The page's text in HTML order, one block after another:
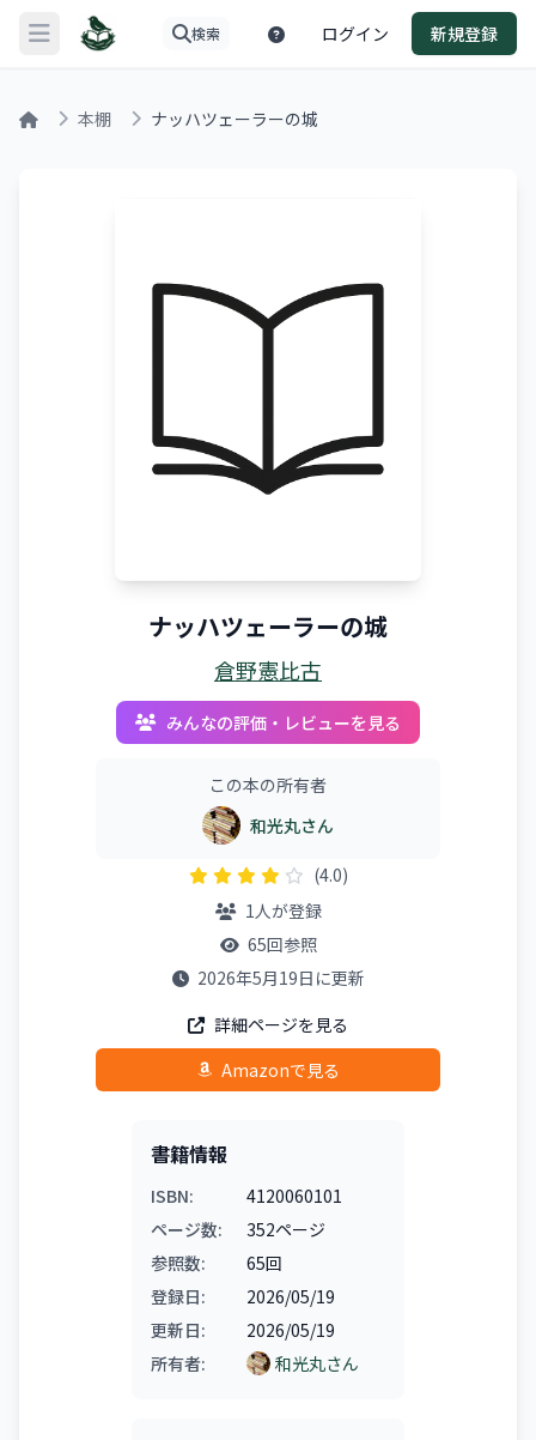
メニューを開く 検索 ログイン 新規登録
本棚 ナッハツェーラーの城
ナッハツェーラーの城
倉野憲比古
みんなの評価・レビューを見る
この本の所有者
和光丸さん
(4.0)
1人が登録
65回参照
2026年5月19日に更新
詳細ページを見る
Amazonで見る
書籍情報
ISBN:
4120060101
ページ数:
352ページ
参照数:
65回
登録日:
2026/05/19
更新日:
2026/05/19
所有者:
和光丸さん